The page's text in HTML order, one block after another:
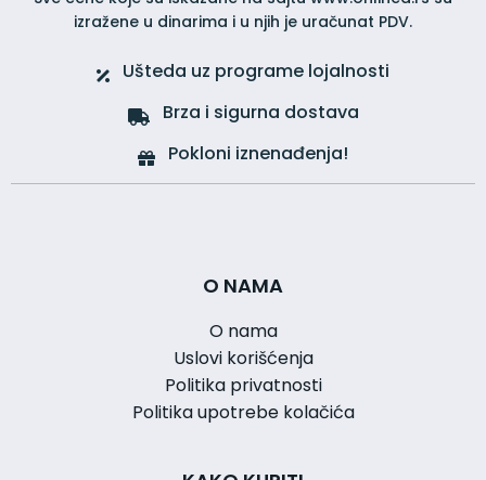
izražene u dinarima i u njih je uračunat PDV.
Ušteda uz programe lojalnosti
Brza i sigurna dostava
Pokloni iznenađenja!
O NAMA
O nama
Uslovi korišćenja
Politika privatnosti
Politika upotrebe kolačića